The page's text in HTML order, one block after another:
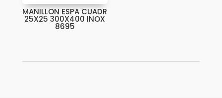
MANILLON ESPA CUADR
25X25 300X400 INOX
8695